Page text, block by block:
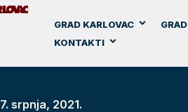
GRAD KARLOVAC
KONTAKTI
7. srpnja, 2021.